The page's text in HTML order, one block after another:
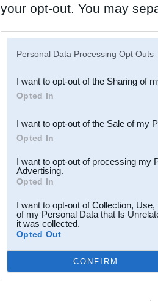
your opt-out. You may
Downstream Participants
third parties.
Personal Data Processing Opt Outs
I want to opt-out of the Sharing of
Opted In
I want to opt-out of the Sale of my
Opted In
I want to opt-out of processing my
Advertising.
Opted In
I want to opt-out of Collection,
of my Personal Data that Is
it was collected.
Opted Out
CONFIRM